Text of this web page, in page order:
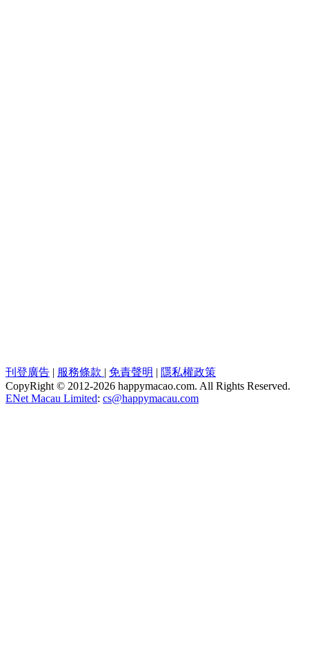
刊登廣告 | 服務條款 | 免責聲明 | 隱私權政策
CopyRight © 2012-2026 happymacao.com. All Rights Reserved.
ENet Macau Limited: cs@happymacau.com